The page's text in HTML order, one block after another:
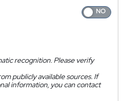
recognition. Please verify
publicly available sources. If
information, you can contact